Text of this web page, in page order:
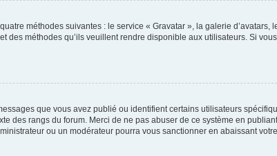
méthodes suivantes : le service « Gravatar », la galerie d’avatars,
des méthodes qu’ils veuillent rendre disponible aux utilisateurs. Si
que vous avez publié ou identifient certains utilisateurs
des rangs du forum. Merci de ne pas abuser de ce système en
ou un modérateur pourra vous sanctionner en abaissant